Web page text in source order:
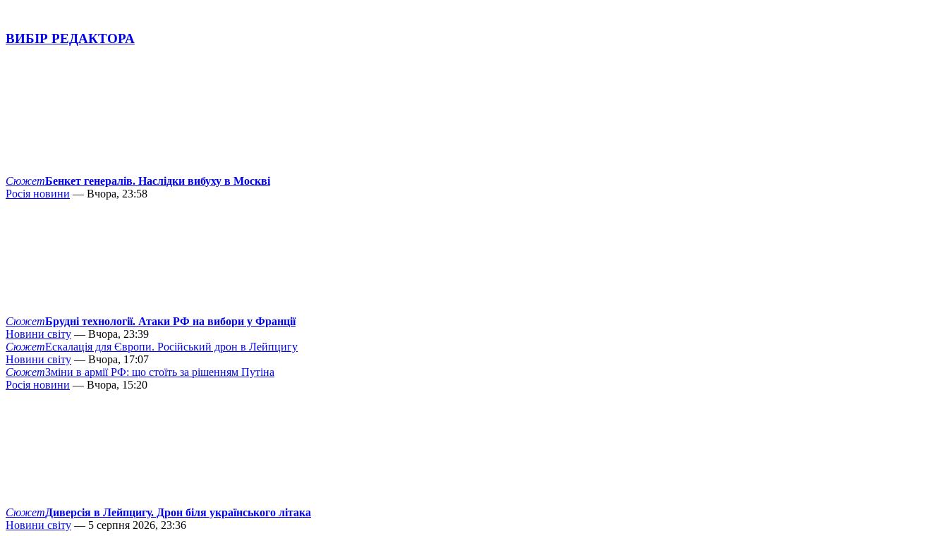
ВИБІР РЕДАКТОРА
СюжетБенкет генералів. Наслідки вибуху в Москві
Росія новини — Вчора, 23:58
СюжетБрудні технології. Атаки РФ на вибори у Франції
Новини світу — Вчора, 23:39
СюжетЕскалація для Європи. Російський дрон в Лейпцигу
Новини світу — Вчора, 17:07
СюжетЗміни в армії РФ: що стоїть за рішенням Путіна
Росія новини — Вчора, 15:20
СюжетДиверсія в Лейпцигу. Дрон біля українського літака
Новини світу — 5 серпня 2026, 23:36